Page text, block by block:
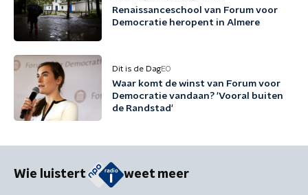
Renaissanceschool van Forum voor
Democratie heropent in Almere
Dit is de DagEO
Waar komt de winst van Forum voor
Democratie vandaan? 'Vooral buiten
de Randstad'
Wie luistert weet meer